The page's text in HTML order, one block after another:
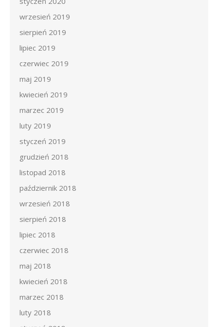
wrzesień 2019
sierpień 2019
lipiec 2019
czerwiec 2019
maj 2019
kwiecień 2019
marzec 2019
luty 2019
styczeń 2019
grudzień 2018
listopad 2018
październik 2018
wrzesień 2018
sierpień 2018
lipiec 2018
czerwiec 2018
maj 2018
kwiecień 2018
marzec 2018
luty 2018